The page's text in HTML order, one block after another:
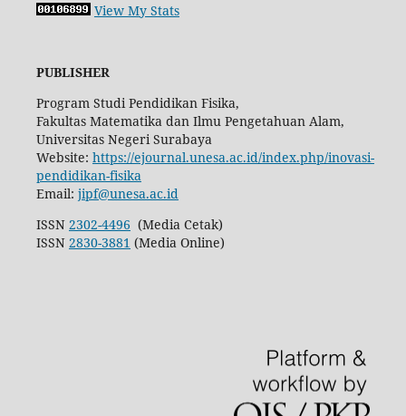
View My Stats
PUBLISHER
Program Studi Pendidikan Fisika,
Fakultas Matematika dan Ilmu Pengetahuan Alam,
Universitas Negeri Surabaya
Website: https://ejournal.unesa.ac.id/index.php/inovasi-
pendidikan-fisika
Email: jipf@unesa.ac.id
ISSN 2302-4496 (Media Cetak)
ISSN 2830-3881 (Media Online)